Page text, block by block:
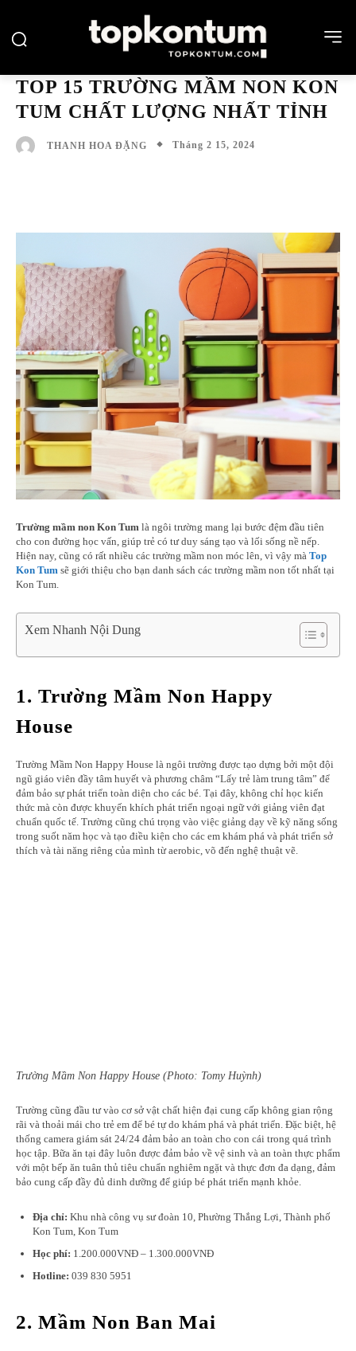
TOP 15 TRƯỜNG MẦM NON KON
TUM CHẤT LƯỢNG NHẤT TỈNH
THANH HOA ĐẶNG Tháng 2 15, 2024
Trường mầm non Kon Tum là ngôi trường mang lại bước đệm đầu tiên
cho con đường học vấn, giúp trẻ có tư duy sáng tạo và lối sống nề nếp.
Hiện nay, cũng có rất nhiều các trường mầm non móc lên, vì vậy mà Top
Kon Tum sẽ giới thiệu cho bạn danh sách các trường mầm non tốt nhất tại
Kon Tum.
Xem Nhanh Nội Dung
1. Trường Mầm Non Happy
House
Trường Mầm Non Happy House là ngôi trường được tạo dựng bởi một đội
ngũ giáo viên đầy tâm huyết và phương châm “Lấy trẻ làm trung tâm” để
đảm bảo sự phát triển toàn diện cho các bé. Tại đây, không chỉ học kiến
thức mà còn được khuyến khích phát triển ngoại ngữ với giảng viên đạt
chuẩn quốc tế. Trường cũng chú trọng vào việc giảng dạy về kỹ năng sống
trong suốt năm học và tạo điều kiện cho các em khám phá và phát triển sở
thích và tài năng riêng của mình từ aerobic, võ đến nghệ thuật vẽ.
Trường Mầm Non Happy House (Photo: Tomy Huỳnh)
Trường cũng đầu tư vào cơ sở vật chất hiện đại cung cấp không gian rộng
rãi và thoải mái cho trẻ em để bé tự do khám phá và phát triển. Đặc biệt, hệ
thống camera giám sát 24/24 đảm bảo an toàn cho con cái trong quá trình
học tập. Bữa ăn tại đây luôn được đảm bảo về vệ sinh và an toàn thực phẩm
với một bếp ăn tuân thủ tiêu chuẩn nghiêm ngặt và thực đơn đa dạng, đảm
bảo cung cấp đầy đủ dinh dưỡng để giúp bé phát triển mạnh khỏe.
Địa chỉ: Khu nhà công vụ sư đoàn 10, Phường Thắng Lợi, Thành phố
Kon Tum, Kon Tum
Học phí: 1.200.000VNĐ – 1.300.000VNĐ
Hotline: 039 830 5951
2. Mầm Non Ban Mai